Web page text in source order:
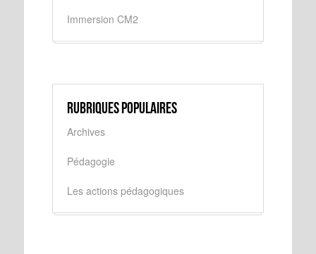
Immersion CM2
Rubriques populaires
Archives
Pédagogie
Les actions pédagogiques